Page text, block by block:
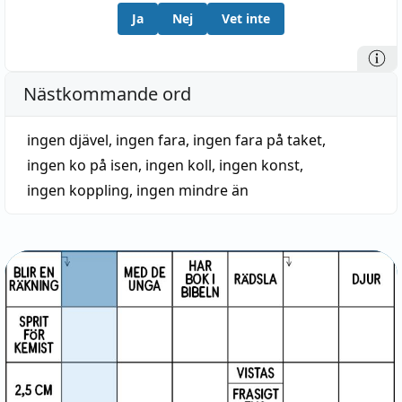
Ja Nej Vet inte
Nästkommande ord
ingen djävel, ingen fara, ingen fara på taket,
ingen ko på isen, ingen koll, ingen konst,
ingen koppling, ingen mindre än